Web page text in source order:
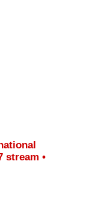
stream •